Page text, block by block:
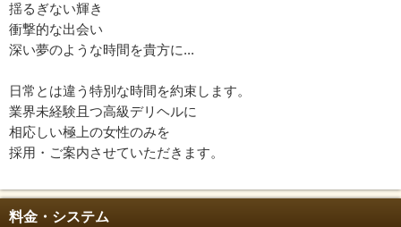
揺るぎない輝き
衝撃的な出会い
深い夢のような時間を貴方に...
日常とは違う特別な時間を約束します。
業界未経験且つ高級デリヘルに
相応しい極上の女性のみを
採用・ご案内させていただきます。
料金・システム